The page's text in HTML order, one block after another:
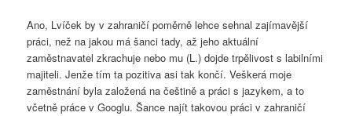
Ano, Lvíček by v zahraničí poměrně lehce sehnal zajímavější
práci, než na jakou má šanci tady, až jeho aktuální
zaměstnavatel zkrachuje nebo mu (L.) dojde trpělivost s labilními
majiteli. Jenže tím ta pozitiva asi tak končí. Veškerá moje
zaměstnání byla založená na češtině a práci s jazykem, a to
včetně práce v Googlu. Šance najít takovou práci v zahraničí